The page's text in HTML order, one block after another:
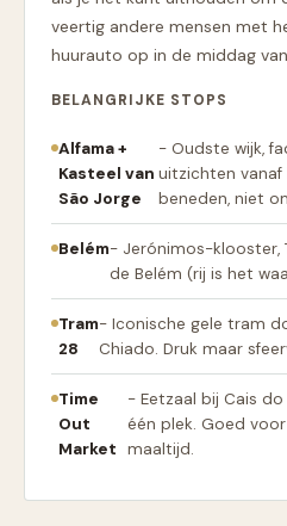
veertig andere mensen met
huurauto op in de middag
BELANGRIJKE STOPS
Alfama +
Kasteel van
São Jorge
- Oudste wijk,
uitzichten vanaf
beneden, niet
Belém- Jerónimos-klooster,
de Belém (rij is het
Tram
28
- Iconische gele tram
Chiado. Druk maar
Time
Out
Market
- Eetzaal bij Cais do
één plek. Goed
maaltijd.